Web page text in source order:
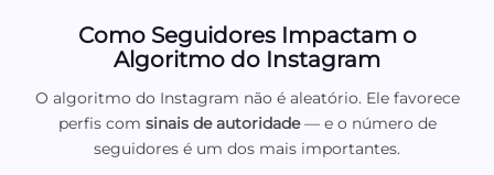
Como Seguidores Impactam o
Algoritmo do Instagram
O algoritmo do Instagram não é aleatório. Ele favorece
perfis com sinais de autoridade— e o número de
seguidores é um dos mais importantes.